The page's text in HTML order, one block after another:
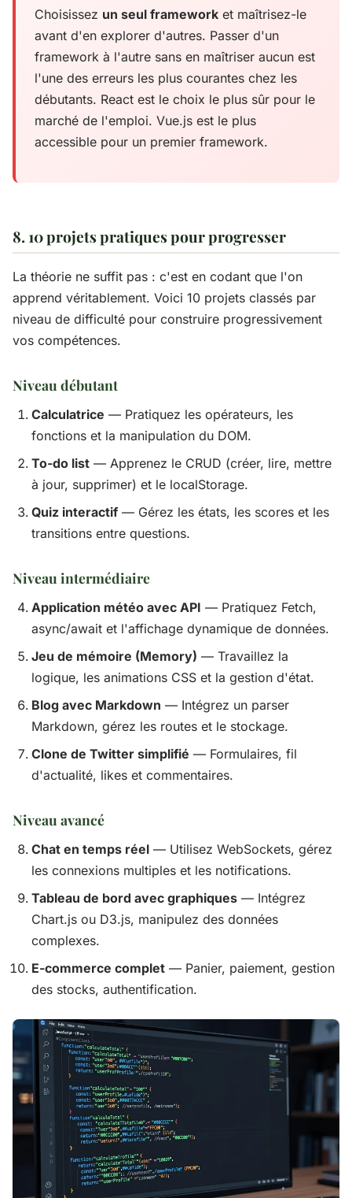
Choisissez un seul framework et maîtrisez-le
avant d'en explorer d'autres. Passer d'un
framework à l'autre sans en maîtriser aucun est
l'une des erreurs les plus courantes chez les
débutants. React est le choix le plus sûr pour le
marché de l'emploi. Vue.js est le plus
accessible pour un premier framework.
8. 10 projets pratiques pour progresser
La théorie ne suffit pas : c'est en codant que l'on
apprend véritablement. Voici 10 projets classés par
niveau de difficulté pour construire progressivement
vos compétences.
Niveau débutant
Calculatrice — Pratiquez les opérateurs, les
fonctions et la manipulation du DOM.
To-do list — Apprenez le CRUD (créer, lire, mettre
à jour, supprimer) et le localStorage.
Quiz interactif — Gérez les états, les scores et les
transitions entre questions.
Niveau intermédiaire
Application météo avec API — Pratiquez Fetch,
async/await et l'affichage dynamique de données.
Jeu de mémoire (Memory) — Travaillez la
logique, les animations CSS et la gestion d'état.
Blog avec Markdown — Intégrez un parser
Markdown, gérez les routes et le stockage.
Clone de Twitter simplifié — Formulaires, fil
d'actualité, likes et commentaires.
Niveau avancé
Chat en temps réel — Utilisez WebSockets, gérez
les connexions multiples et les notifications.
Tableau de bord avec graphiques — Intégrez
Chart.js ou D3.js, manipulez des données
complexes.
E-commerce complet — Panier, paiement, gestion
des stocks, authentification.